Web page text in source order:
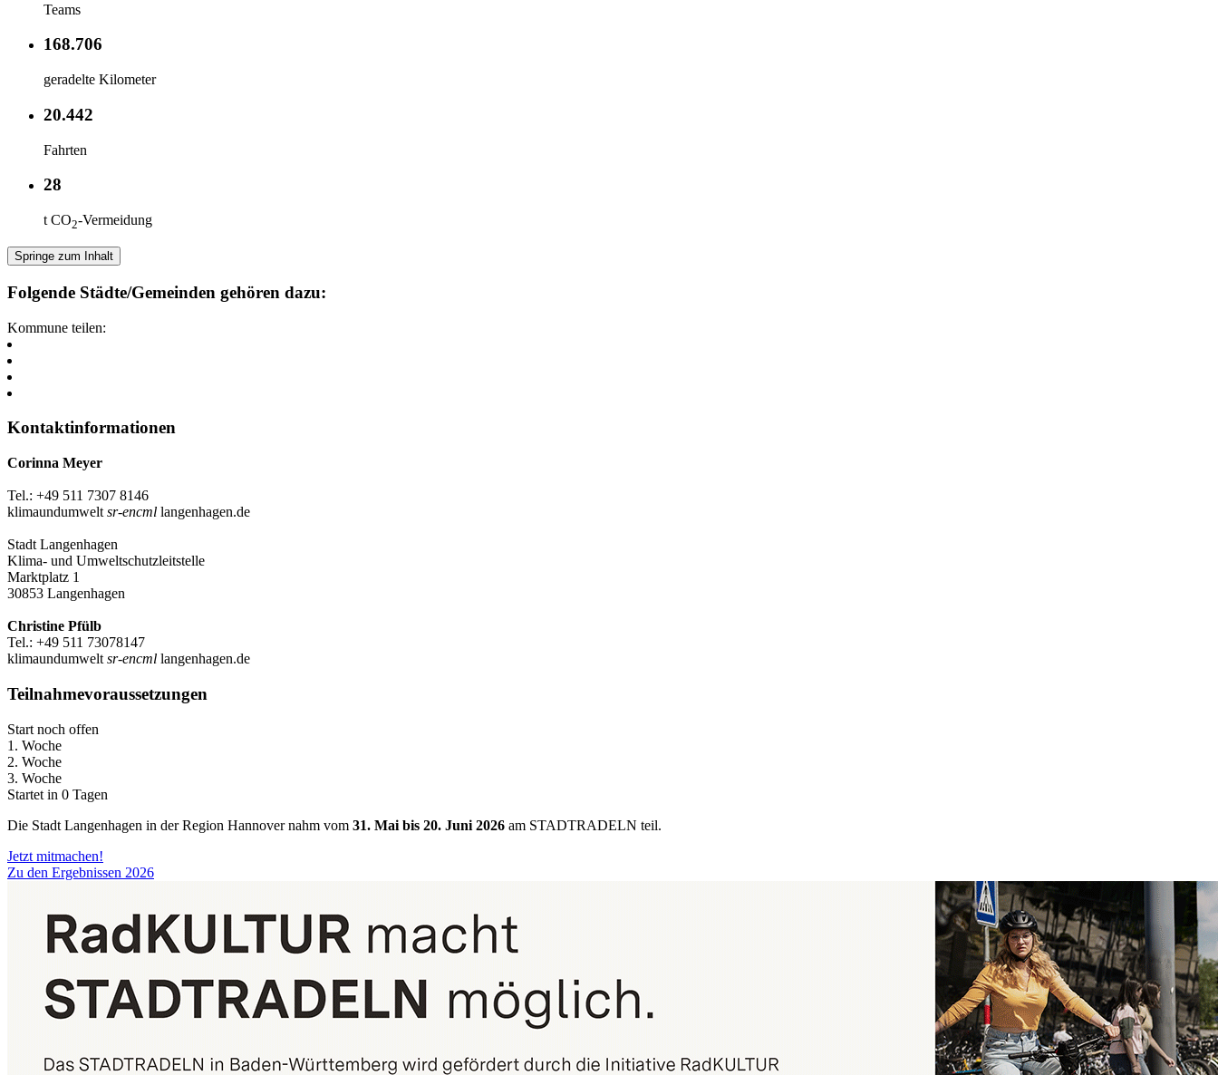
Teams
168.706
geradelte Kilometer
20.442
Fahrten
28
t CO2-Vermeidung
Springe zum Inhalt
Folgende Städte/Gemeinden gehören dazu:
Kommune teilen:
Kontaktinformationen
Corinna Meyer
Tel.: +49 511 7307 8146
klimaundumwelt sr-encml langenhagen.de
Stadt Langenhagen
Klima- und Umweltschutzleitstelle
Marktplatz 1
30853 Langenhagen
Christine Pfülb
Tel.: +49 511 73078147
klimaundumwelt sr-encml langenhagen.de
Teilnahmevoraussetzungen
Start noch offen
1. Woche
2. Woche
3. Woche
Startet in 0 Tagen
Die Stadt Langenhagen in der Region Hannover nahm vom 31. Mai bis 20. Juni 2026 am STADTRADELN teil.
Jetzt mitmachen!
Zu den Ergebnissen 2026